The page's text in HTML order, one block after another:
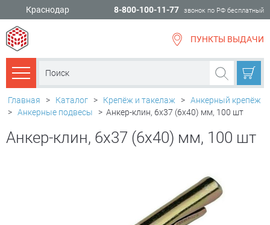
Краснодар 8-800-100-11-77 звонок по РФ бесплатный
ПУНКТЫ ВЫДАЧИ
Каталог товаров
Главная > Каталог > Крепёж и такелаж > Анкерный крепёж
> Анкерные подвесы > Анкер-клин, 6х37 (6х40) мм, 100 шт
Анкер-клин, 6х37 (6х40) мм, 100 шт